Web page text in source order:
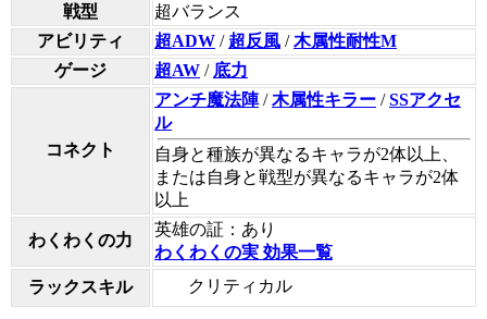
戦型
超バランス
アビリティ
超ADW / 超反風 /木属性耐性M
ゲージ
超AW / 底力
コネクト
アンチ魔法陣/木属性キラー /SSアクセ
ル
自身と種族が異なるキャラが2体以上、
または自身と戦型が異なるキャラが2体
以上
わくわくの力
英雄の証：あり
わくわくの実 効果一覧
ラックスキル
クリティカル